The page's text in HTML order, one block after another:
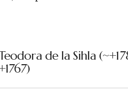
de la Sihla